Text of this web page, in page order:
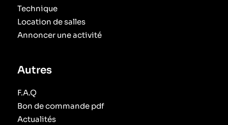
Technique
Location de salles
Annoncer une activité
Autres
F.A.Q
Bon de commande pdf
Actualités